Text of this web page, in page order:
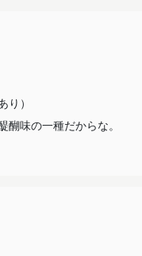
）
味の一種だからな。